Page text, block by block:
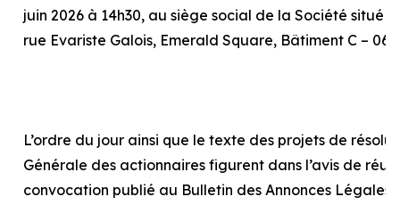
juin 2026 à 14h30, au siège social de la Société situé
rue Evariste Galois, Emerald Square, Bâtiment C –
L’ordre du jour ainsi que le texte des projets de
Générale des actionnaires figurent dans l’avis de
convocation publié au Bulletin des Annonces Légales